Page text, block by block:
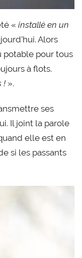
« installé en un
Alors
potable pour tous
à flots.
! ».
ses
Il joint la parole
elle est en
si les passants